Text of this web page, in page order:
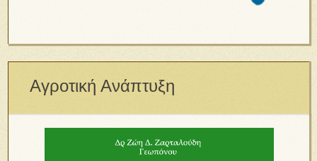
Αγροτική Ανάπτυξη